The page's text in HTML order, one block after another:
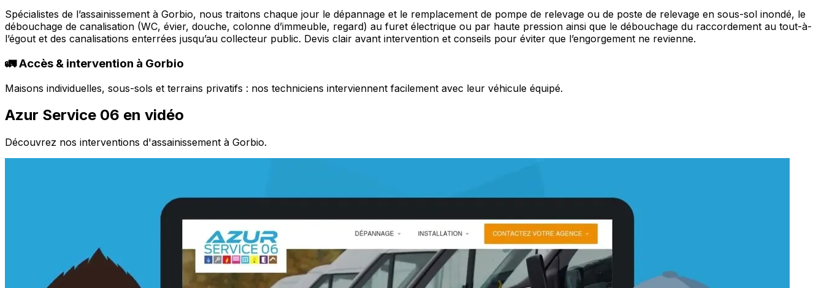
Spécialistes de l’assainissement à Gorbio, nous traitons chaque jour le dépannage et le remplacement de pompe de relevage ou de poste de relevage en sous-sol inondé, le
débouchage de canalisation (WC, évier, douche, colonne d’immeuble, regard) au furet électrique ou par haute pression ainsi que le débouchage du raccordement au tout-à-
l’égout et des canalisations enterrées jusqu’au collecteur public. Devis clair avant intervention et conseils pour éviter que l’engorgement ne revienne.
🚛 Accès & intervention à Gorbio
Maisons individuelles, sous-sols et terrains privatifs : nos techniciens interviennent facilement avec leur véhicule équipé.
Azur Service 06 en vidéo
Découvrez nos interventions d'assainissement à Gorbio.